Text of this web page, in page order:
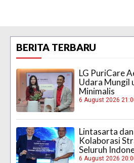
BERITA TERBARU
LG PuriCare
Udara Mungil
Minimalis
6 August 2026
Lintasarta
Kolaborasi
Seluruh
6 August 2026